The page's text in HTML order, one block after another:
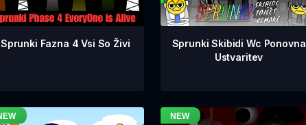
Sprunki Fazna 4 Vsi So Živi
Sprunki Skibidi Wc Ponovna
Ustvaritev